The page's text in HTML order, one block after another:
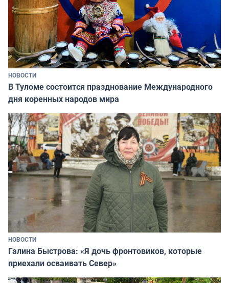
НОВОСТИ
В Туломе состоится празднование Международного
дня коренных народов мира
НОВОСТИ
Галина Быстрова: «Я дочь фронтовиков, которые
приехали осваивать Север»